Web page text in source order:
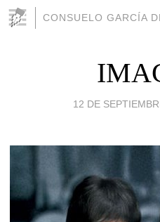
CONSUELO GARCÍA
12 DE